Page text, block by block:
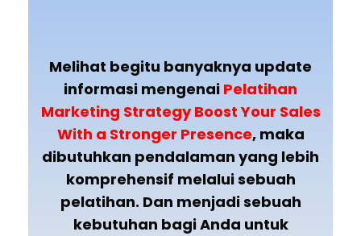
Melihat begitu banyaknya update
informasi mengenai Pelatihan
Marketing Strategy Boost Your Sales
With a Stronger Presence, maka
dibutuhkan pendalaman yang lebih
komprehensif melalui sebuah
pelatihan. Dan menjadi sebuah
kebutuhan bagi Anda untuk